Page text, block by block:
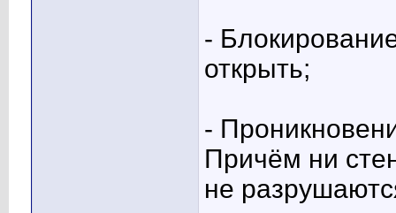
-
открыть;
-
Причём ни
не